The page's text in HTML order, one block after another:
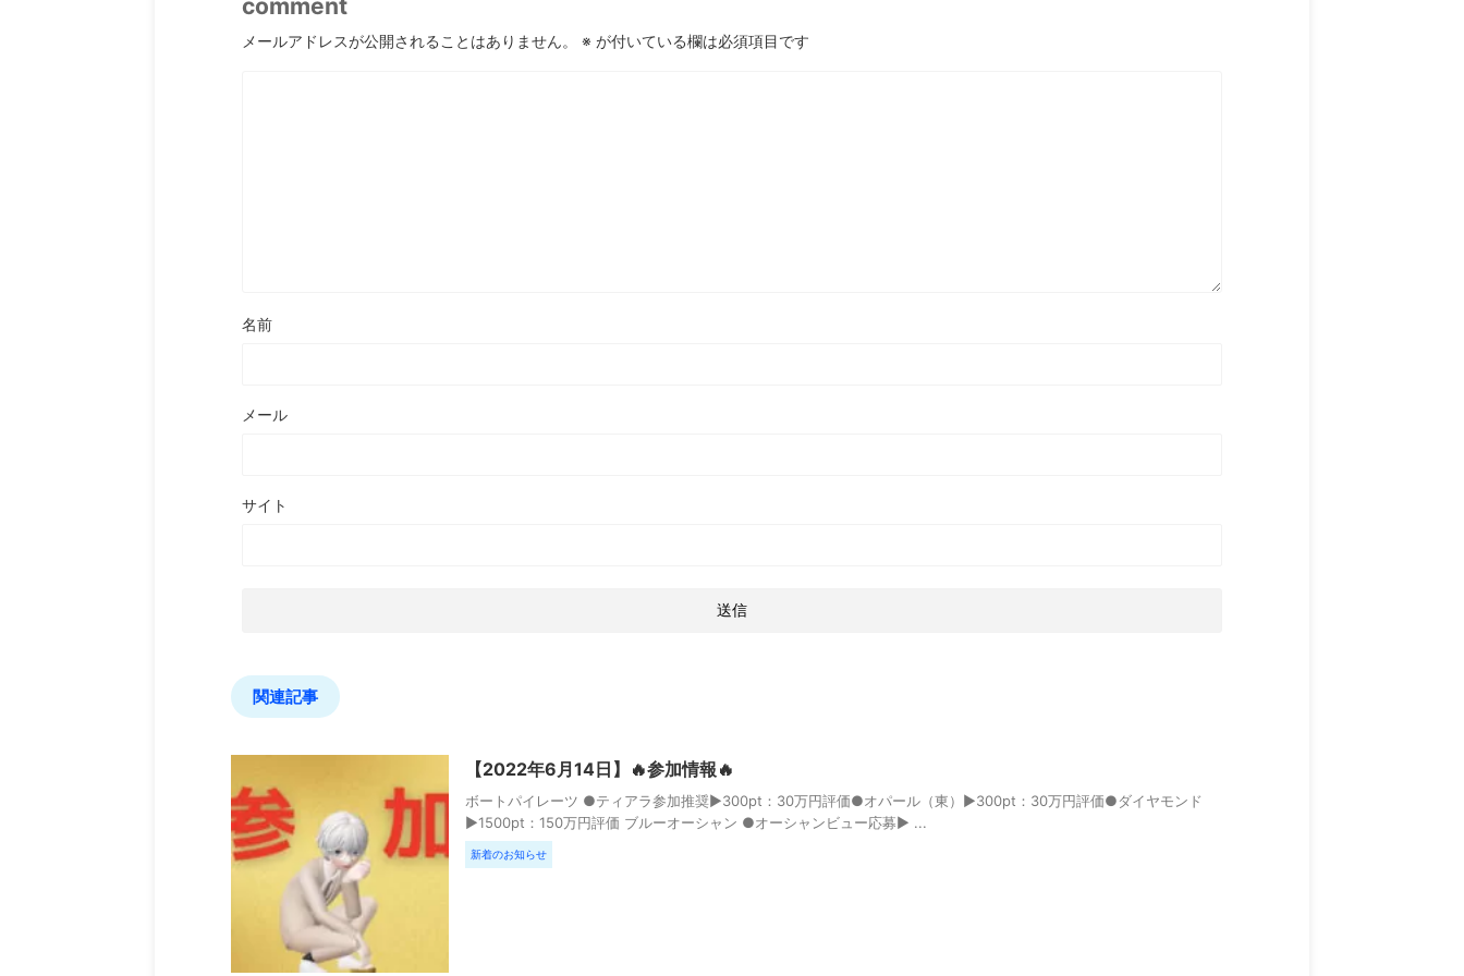
comment
メールアドレスが公開されることはありません。 ※ が付いている欄は必須項目です
名前
メール
サイト
関連記事
【2022年6月14日】🔥参加情報🔥
ボートパイレーツ ●ティアラ参加推奨▶︎300pt：30万円評価●オパール（東）▶︎300pt：30万円評価●ダイヤモンド
▶︎1500pt：150万円評価 ブルーオーシャン ●オーシャンビュー応募▶︎ ...
新着のお知らせ